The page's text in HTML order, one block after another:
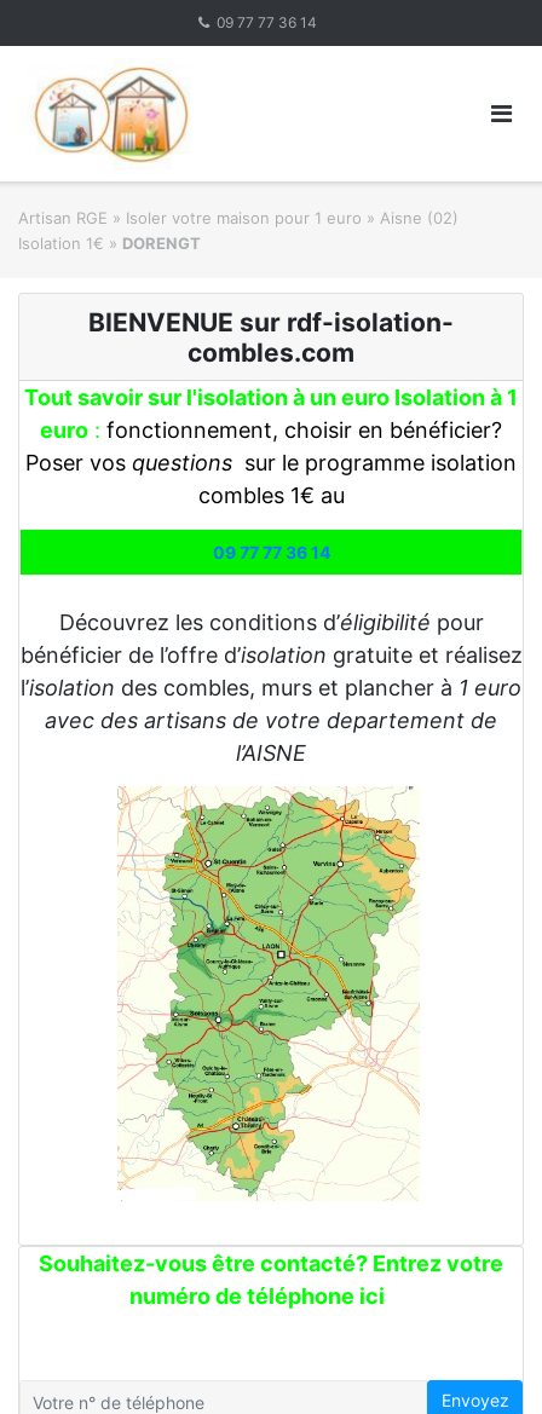
09 77 77 36 14
Artisan RGE » Isoler votre maison pour 1 euro » Aisne (02)
Isolation 1€ » DORENGT
BIENVENUE sur rdf-isolation-
combles.com
Tout savoir sur l'isolation à un euro Isolation à 1
euro : fonctionnement, choisir en bénéficier?
Poser vos questions sur le programme isolation
combles 1€ au
09 77 77 36 14
Découvrez les conditions d’éligibilité pour
bénéficier de l’offre d’isolation gratuite et réalisez
l’isolation des combles, murs et plancher à 1 euro
avec des artisans de votre departement de
l’AISNE
Souhaitez-vous être contacté? Entrez votre
numéro de téléphone ici
Envoyez